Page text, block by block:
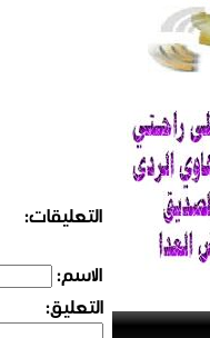
التعليقات:
الاسم:
التعليق: